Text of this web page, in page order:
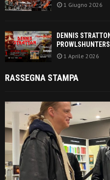
1 Giugno 2026
DENNIS
1 Aprile 2026
RASSEGNA STAMPA